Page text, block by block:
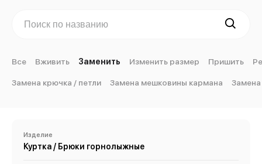
Все Вживить Заменить Изменить размер Пришить
Замена крючка / петли Замена мешковины кармана
Изделие
Куртка / Брюки горнолыжные